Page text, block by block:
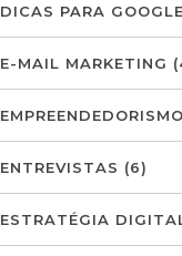
DICAS PARA
E-MAIL MARKETING
EMPREENDEDORISMO
ENTREVISTAS (6)
ESTRATÉGIA